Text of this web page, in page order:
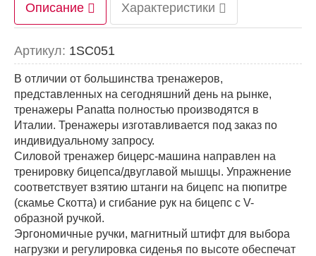
Описание Характеристики
Артикул: 1SC051
В отличии от большинства тренажеров,
представленных на сегодняшний день на рынке,
тренажеры Panatta полностью производятся в
Италии. Тренажеры изготавливается под заказ по
индивидуальному запросу.
Силовой тренажер бицерс-машина направлен на
тренировку бицепса/двуглавой мышцы. Упражнение
соответствует взятию штанги на бицепс на пюпитре
(скамье Скотта) и сгибание рук на бицепс с V-
образной ручкой.
Эргономичные ручки, магнитный штифт для выбора
нагрузки и регулировка сиденья по высоте обеспечат